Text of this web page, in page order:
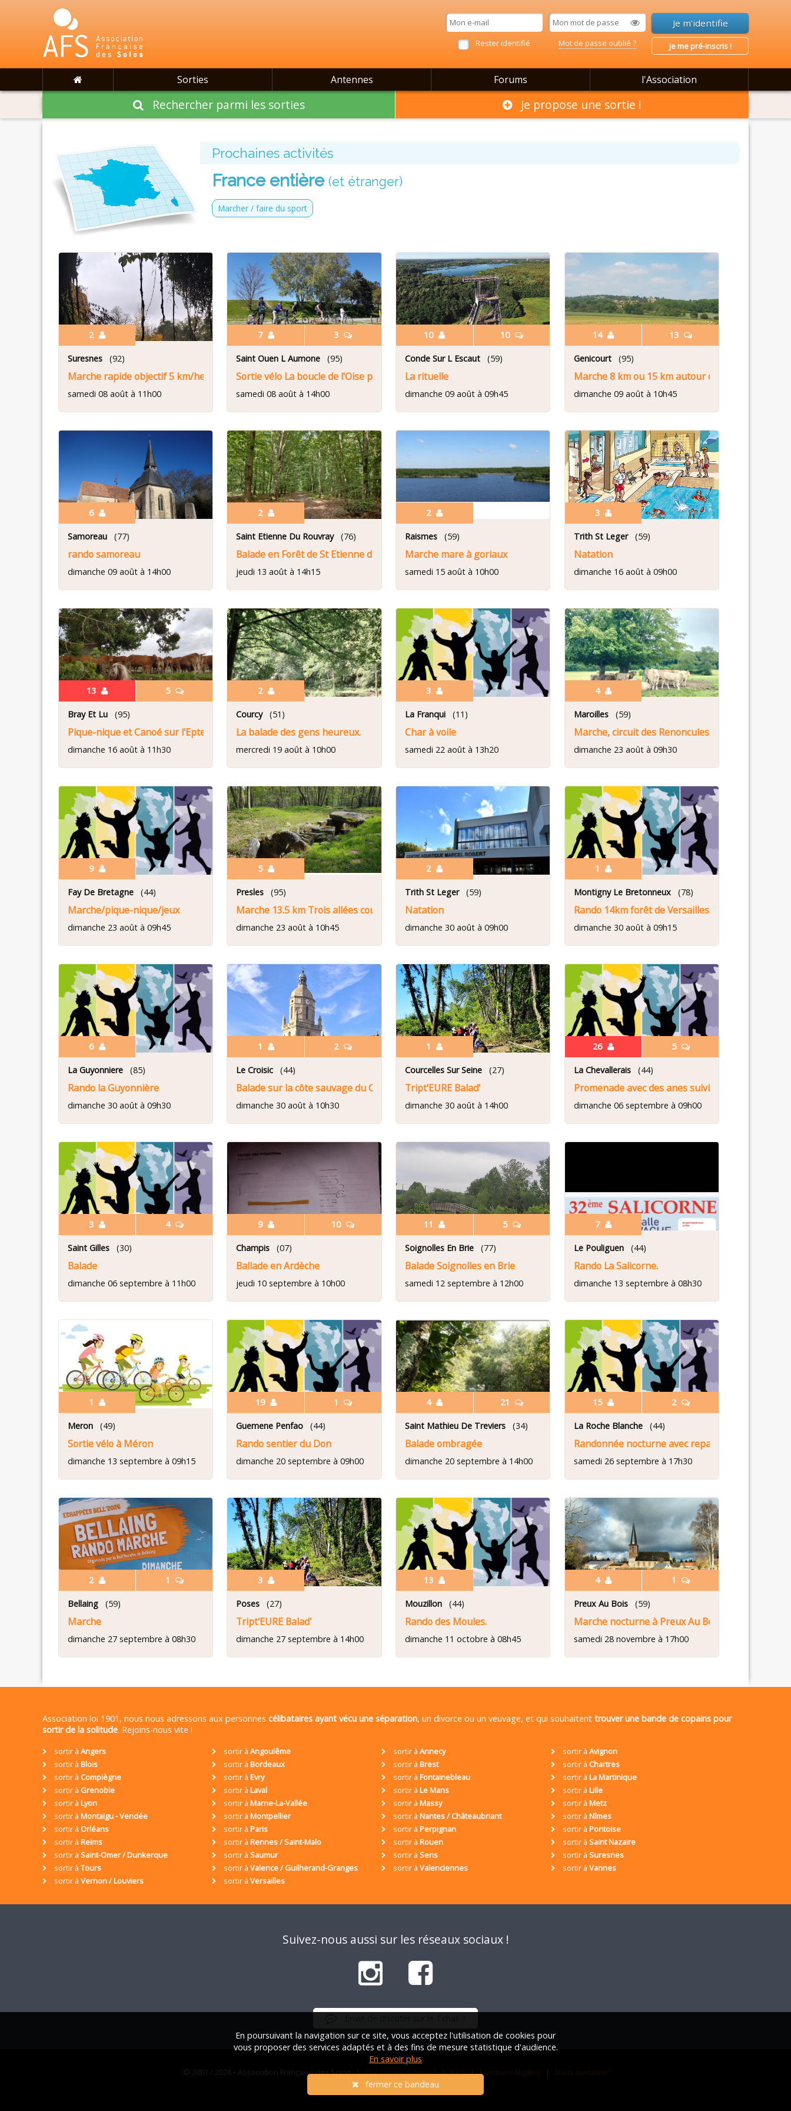
Rester identifié Mot de passe oublié ? je me pré-inscris !
Sorties Antennes Forums l'Association
Rechercher parmi les sorties Je propose une sortie !
Prochaines activités
France entière (et étranger)
Marcher / faire du sport
2
Suresnes(92)
Marche rapide objectif 5 km/heure
samedi 08 août à 11h00
7 3
Saint Ouen L Aumone (95)
Sortie vélo La boucle de l'Oise par l'ancienne voie ferrée (option location VélO2)
samedi 08 août à 14h00
10 10
Conde Sur L Escaut(59)
La rituelle
dimanche 09 août à 09h45
14 13
Genicourt(95)
Marche 8 km ou 15 km autour de Génicourt
dimanche 09 août à 10h45
6
Samoreau(77)
rando samoreau
dimanche 09 août à 14h00
2
Saint Etienne Du Rouvray(76)
Balade en Forêt de St Etienne du Rouvray
jeudi 13 août à 14h15
2
Raismes(59)
Marche mare à goriaux
samedi 15 août à 10h00
3
Trith St Leger(59)
Natation
dimanche 16 août à 09h00
13 5
Bray Et Lu(95)
Pique-nique et Canoé sur l'Epte
dimanche 16 août à 11h30
2
Courcy(51)
La balade des gens heureux.
mercredi 19 août à 10h00
3
La Franqui(11)
Char à voile
samedi 22 août à 13h20
4
Maroilles(59)
Marche, circuit des Renoncules à Maroilles.
dimanche 23 août à 09h30
9
Fay De Bretagne(44)
Marche/pique-nique/jeux
dimanche 23 août à 09h45
5
Presles (95)
Marche 13.5 km Trois allées couvertes autour de Presles
dimanche 23 août à 10h45
2
Trith St Leger(59)
Natation
dimanche 30 août à 09h00
1
Montigny Le Bretonneux(78)
Rando 14km forêt de Versailles
dimanche 30 août à 09h15
6
La Guyonniere(85)
Rando la Guyonnière
dimanche 30 août à 09h30
1 2
Le Croisic (44)
Balade sur la côte sauvage du Croisic et déjeuner dans une crêperie sur le port
dimanche 30 août à 10h30
1
Courcelles Sur Seine(27)
Tript'EURE Balad'
dimanche 30 août à 14h00
26 5
La Chevallerais(44)
Promenade avec des anes suivi d un cochon
dimanche 06 septembre à 09h00
3 4
Saint Gilles(30)
Balade
dimanche 06 septembre à 11h00
9 10
Champis (07)
Ballade en Ardèche
jeudi 10 septembre à 10h00
11 5
Soignolles En Brie(77)
Balade Soignolles en Brie
samedi 12 septembre à 12h00
7
Le Pouliguen(44)
Rando La Salicorne.
dimanche 13 septembre à 08h30
1
Meron(49)
Sortie vélo à Méron
dimanche 13 septembre à 09h15
19 1
Guemene Penfao (44)
Rando sentier du Don
dimanche 20 septembre à 09h00
4 21
Saint Mathieu De Treviers(34)
Balade ombragée
dimanche 20 septembre à 14h00
15 2
La Roche Blanche(44)
Randonnée nocturne avec repas
samedi 26 septembre à 17h30
2 1
Bellaing(59)
Marche
dimanche 27 septembre à 08h30
3
Poses (27)
Tript'EURE Balad'
dimanche 27 septembre à 14h00
13
Mouzillon(44)
Rando des Moules.
dimanche 11 octobre à 08h45
4 1
Preux Au Bois(59)
Marche nocturne à Preux Au Bois
samedi 28 novembre à 17h00
Association loi 1901, nous nous adressons aux personnes célibataires ayant vécu une séparation, un divorce ou un veuvage, et qui souhaitent trouver une bande de copains pour
sortir de la solitude. Rejoins-nous vite !
sortir à Angers sortir à Angoulême sortir à Annecy sortir à Avignon
sortir à Blois sortir à Bordeaux sortir à Brest sortir à Chartres
sortir à Compiègne sortir à Evry sortir à Fontainebleau sortir à La Martinique
sortir à Grenoble sortir à Laval sortir à Le Mans sortir à Lille
sortir à Lyon sortir à Marne-La-Vallée sortir à Massy sortir à Metz
sortir à Montaigu - Vendée sortir à Montpellier sortir à Nantes / Châteaubriant sortir à Nîmes
sortir à Orléans sortir à Paris sortir à Perpignan sortir à Pontoise
sortir à Reims sortir à Rennes / Saint-Malo sortir à Rouen sortir à Saint Nazaire
sortir à Saint-Omer / Dunkerque sortir à Saumur sortir à Sens sortir à Suresnes
sortir à Tours sortir à Valence / Guilherand-Granges sortir à Valenciennes sortir à Vannes
sortir à Vernon / Louviers sortir à Versailles
Suivez-nous aussi sur les réseaux sociaux !
© 2001 / 2026 • Association Française des Solos |Qui sommes-nous ?|FAQ|Mentions légales | Nous contacter
En poursuivant la navigation sur ce site, vous acceptez l'utilisation de cookies pour
vous proposer des services adaptés et à des fins de mesure statistique d'audience.
En savoir plus
fermer ce bandeau